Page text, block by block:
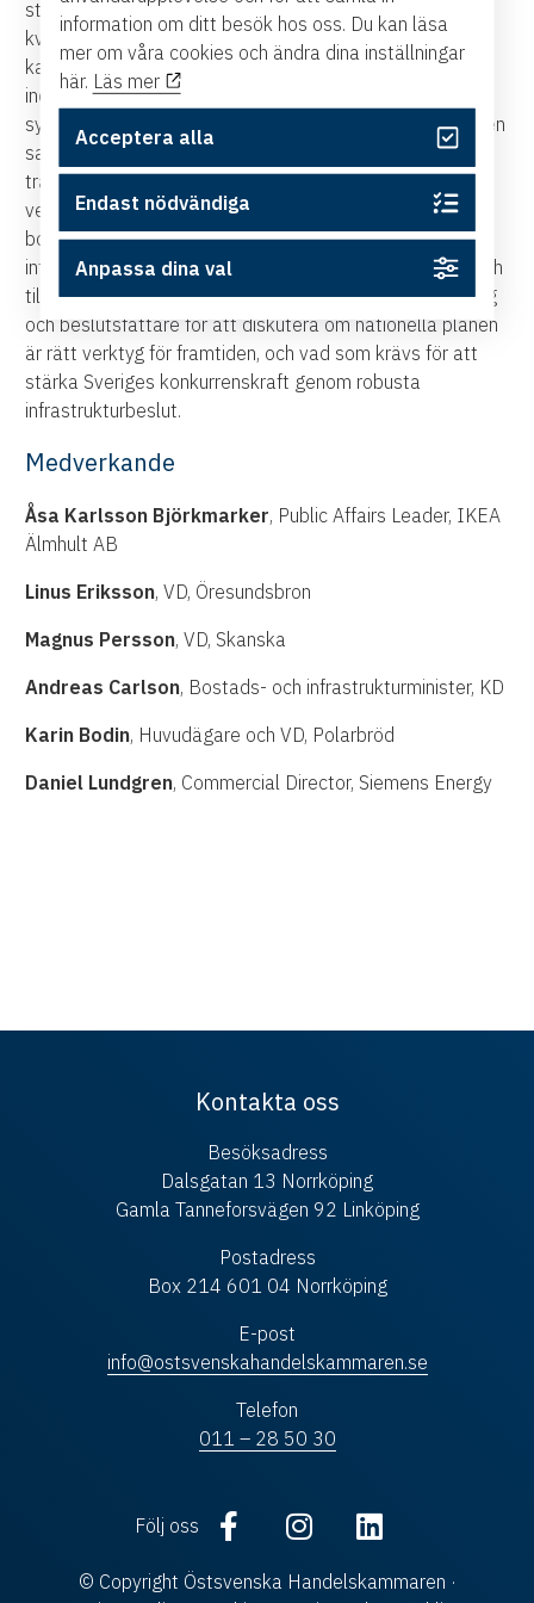
större ekonomiska ramar för varje period. Samtidigt
kvarstår omfattande underhållsskuld och
kapacitetsbrister i såväl storstadsregioner som
industrilän och exportintensiva delar av landet. Lever
systemet upp till riksdagens transportpolitiska mål om en
samhällsekonomiskt effektiv och långsiktigt hållbar
transportförsörjning i hela landet? Bidrar modellen
verkligen till svensk tillväxt och konkurrenskraft, eller
borde Sverige titta på en annan planeringsmodell för
infrastruktur? Näringslivet är beroende av långsiktiga och
tillförlitliga spelregler. Under seminariet samlar vi företag
och beslutsfattare för att diskutera om nationella planen
är rätt verktyg för framtiden, och vad som krävs för att
stärka Sveriges konkurrenskraft genom robusta
infrastrukturbeslut.
Medverkande
Åsa Karlsson Björkmarker, Public Affairs Leader, IKEA
Älmhult AB
Linus Eriksson, VD, Öresundsbron
Magnus Persson, VD, Skanska
Andreas Carlson, Bostads- och infrastrukturminister, KD
Karin Bodin, Huvudägare och VD, Polarbröd
Daniel Lundgren, Commercial Director, Siemens Energy
Kontakta oss
Besöksadress
Dalsgatan 13 Norrköping
Gamla Tanneforsvägen 92 Linköping
Postadress
Box 214 601 04 Norrköping
E-post
info@ostsvenskahandelskammaren.se
Telefon
011 – 28 50 30
Följ oss
© Copyright Östsvenska Handelskammaren ·
information om ditt besök hos oss. Du kan läsa
mer om våra cookies och ändra dina inställningar
här. Läs mer
Acceptera alla
Endast nödvändiga
Anpassa dina val